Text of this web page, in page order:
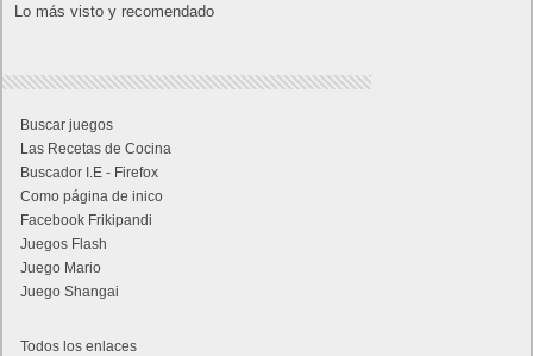
Lo más visto y recomendado
Buscar juegos
Las Recetas de Cocina
Buscador I.E - Firefox
Como página de inico
Facebook Frikipandi
Juegos Flash
Juego Mario
Juego Shangai
Todos los enlaces